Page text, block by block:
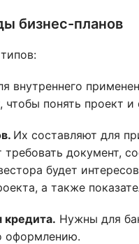
бизнес-планов
внутреннего
понять проект и
Их составляют для
документ,
будет
а также
кредита. Нужны для
оформлению.